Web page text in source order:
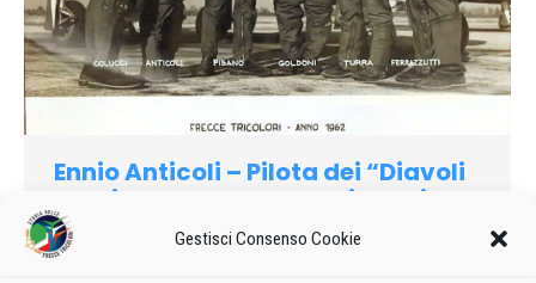
Gestisci Consenso Cookie
Ennio Anticoli – Pilota dei “Diavoli
Rossi” e delle “Frecce Tricolori”
1961 admin8235 20 Settembre 2016 1 commento